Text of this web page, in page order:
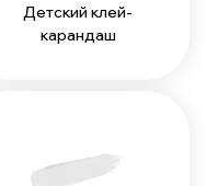
Детский клей-
карандаш